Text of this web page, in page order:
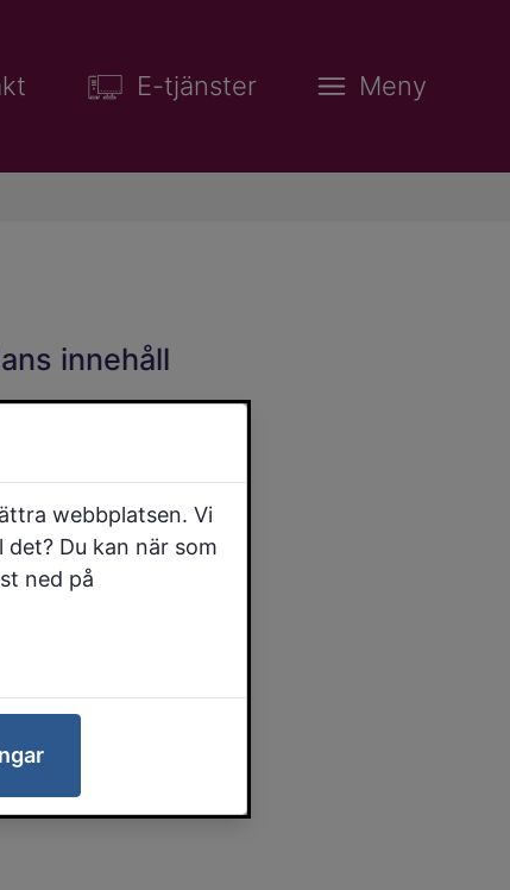
E-tjänster Meny
innehåll
webbplatsen. Vi
Du kan när som
ned på